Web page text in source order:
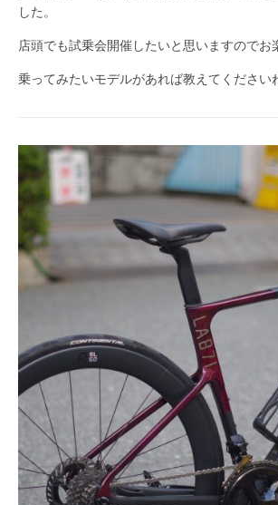
した。
店頭でも試乗会開催したいと思いますのでお
乗ってみたいモデルがあれば教えてくださ